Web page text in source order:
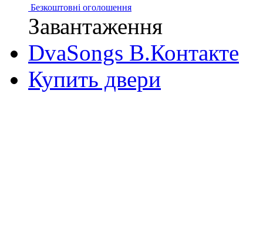
Безкоштовні оголошення
Завантаження
DvaSongs В.Контакте
Купить двери